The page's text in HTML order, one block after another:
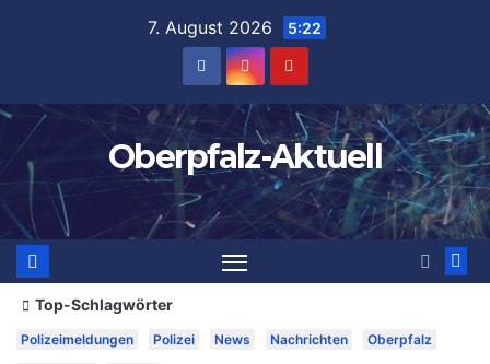
7. August 2026 5:22
Oberpfalz-Aktuell
Top-Schlagwörter
Polizeimeldungen Polizei News Nachrichten Oberpfalz